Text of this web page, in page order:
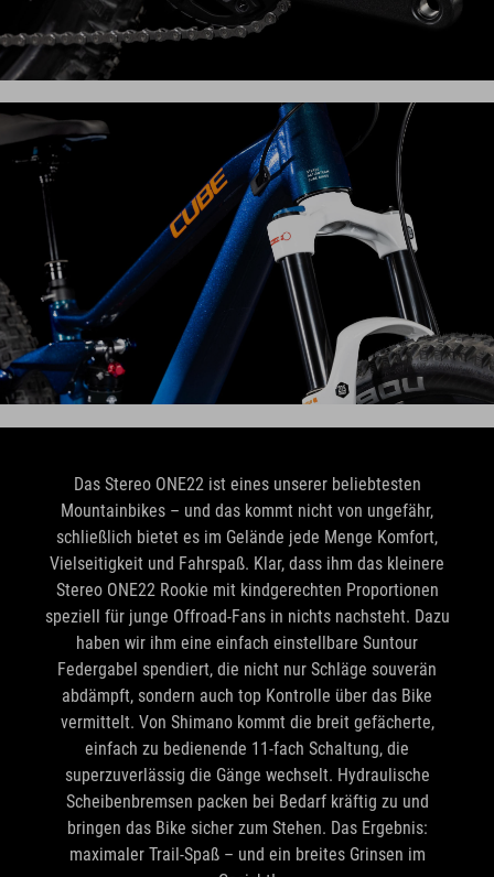
Das Stereo ONE22 ist eines unserer beliebtesten
Mountainbikes – und das kommt nicht von ungefähr,
schließlich bietet es im Gelände jede Menge Komfort,
Vielseitigkeit und Fahrspaß. Klar, dass ihm das kleinere
Stereo ONE22 Rookie mit kindgerechten Proportionen
speziell für junge Offroad-Fans in nichts nachsteht. Dazu
haben wir ihm eine einfach einstellbare Suntour
Federgabel spendiert, die nicht nur Schläge souverän
abdämpft, sondern auch top Kontrolle über das Bike
vermittelt. Von Shimano kommt die breit gefächerte,
einfach zu bedienende 11-fach Schaltung, die
superzuverlässig die Gänge wechselt. Hydraulische
Scheibenbremsen packen bei Bedarf kräftig zu und
bringen das Bike sicher zum Stehen. Das Ergebnis:
maximaler Trail-Spaß – und ein breites Grinsen im